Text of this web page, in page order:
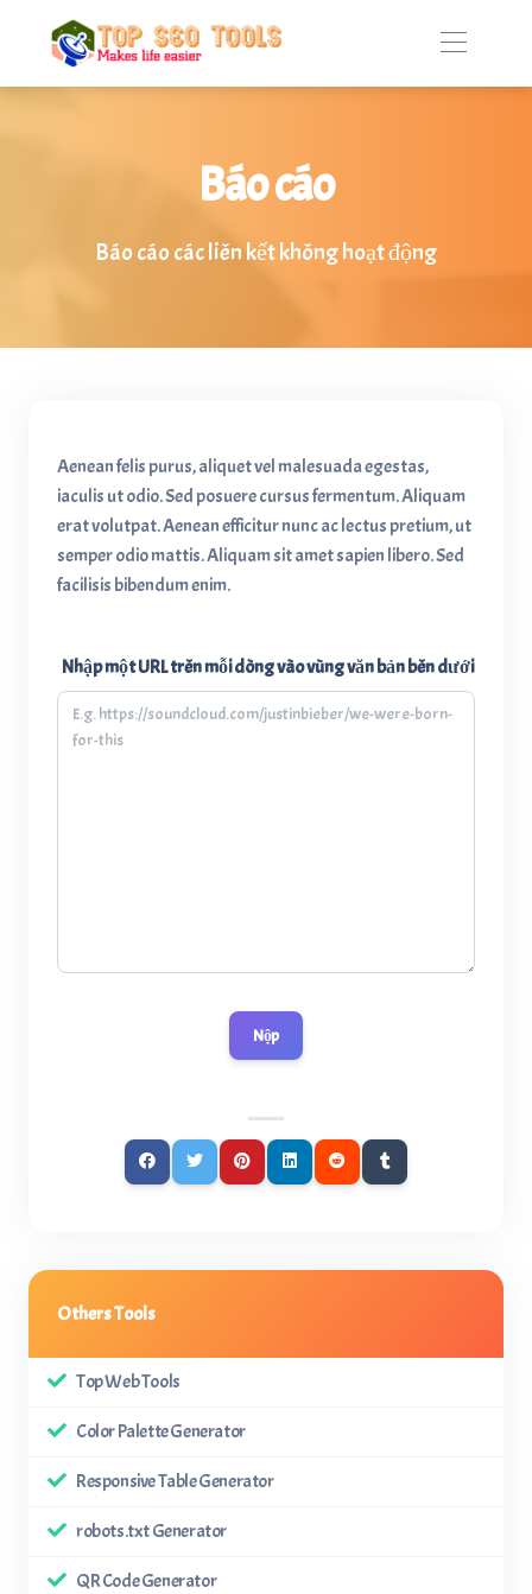
Báo cáo
Báo cáo các liên kết không hoạt động
Aenean felis purus, aliquet vel malesuada egestas,
iaculis ut odio. Sed posuere cursus fermentum. Aliquam
erat volutpat. Aenean efficitur nunc ac lectus pretium, ut
semper odio mattis. Aliquam sit amet sapien libero. Sed
facilisis bibendum enim.
Nhập một URL trên mỗi dòng vào vùng văn bản bên dưới
Nộp
Others Tools
Top Web Tools
Color Palette Generator
Responsive Table Generator
robots.txt Generator
QR Code Generator